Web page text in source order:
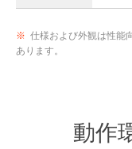
※ 仕様および外観は性能
あります。
動作